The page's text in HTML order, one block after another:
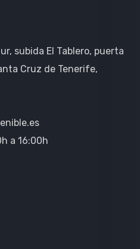
subida El Tablero, puerta
Cruz de Tenerife,
a 16:00h